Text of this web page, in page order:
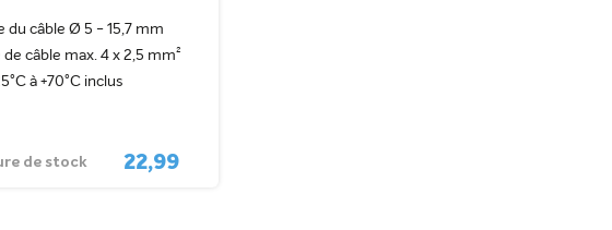
du câble Ø 5 - 15,7 mm
câble max. 4 x 2,5 mm²
à +70°C inclus
de stock 22,99